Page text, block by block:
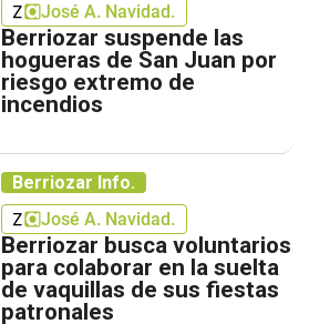
José A. Navidad.
Berriozar suspende las
hogueras de San Juan por
riesgo extremo de
incendios
Berriozar Info.
José A. Navidad.
Berriozar busca voluntarios
para colaborar en la suelta
de vaquillas de sus fiestas
patronales